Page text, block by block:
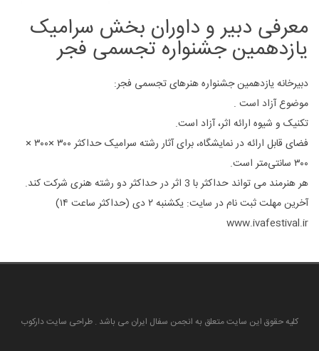
معرفی دبیر و داوران بخش سرامیک
یازدهمین جشنواره تجسمی فجر
دبیرخانه یازدهمین جشنواره هنرهای تجسمی فجر:
موضوع آزاد است .
تکنیک و شیوه ارائه اثر، آزاد است.
فضای قابل ارائه در نمایشگاه، برای آثار رشته سرامیک حداكثر ۳۰۰ ×۳۰۰ ×
۳۰۰ سانتی‌متر است.
هر هنرمند می تواند حداکثر با 3 اثر در حداکثر دو رشته هنری شرکت کند.
آخرین مهلت ثبت نام در سایت: یکشنبه ۲ دی (حداکثر ساعت ۱۴)
www.ivafestival.ir
کلیه حقوق این سایت متعلق به انجمن سفال ایران می باشد . طراحی سایت دارکوب